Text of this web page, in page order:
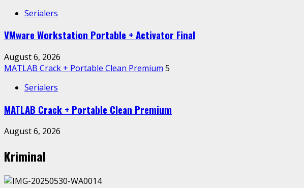
Serialers
VMware Workstation Portable + Activator Final
August 6, 2026
MATLAB Crack + Portable Clean Premium 5
Serialers
MATLAB Crack + Portable Clean Premium
August 6, 2026
Kriminal